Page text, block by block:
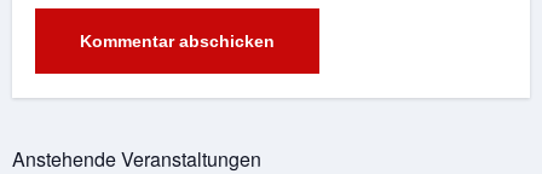
Anstehende Veranstaltungen